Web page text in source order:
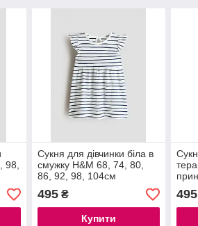
98,
Сукня для дівчинки біла в
смужку H&M 68, 74, 80,
86, 92, 98, 104см
495₴
Купити
495